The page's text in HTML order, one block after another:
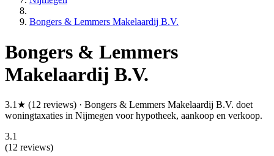
Bongers & Lemmers Makelaardij B.V.
Bongers & Lemmers
Makelaardij B.V.
3.1★ (12 reviews) · Bongers & Lemmers Makelaardij B.V. doet
woningtaxaties in Nijmegen voor hypotheek, aankoop en verkoop.
3.1
(12 reviews)